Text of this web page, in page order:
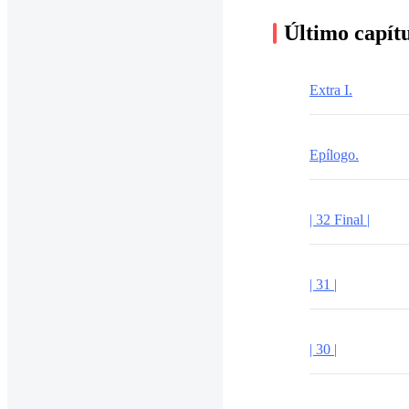
Último
Extra I.
Epílogo.
| 32 Final |
| 31 |
| 30 |